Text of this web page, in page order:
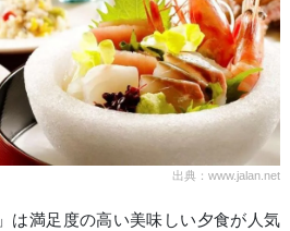
出典：www.jalan.net
は満足度の高い美味しい夕食が人気